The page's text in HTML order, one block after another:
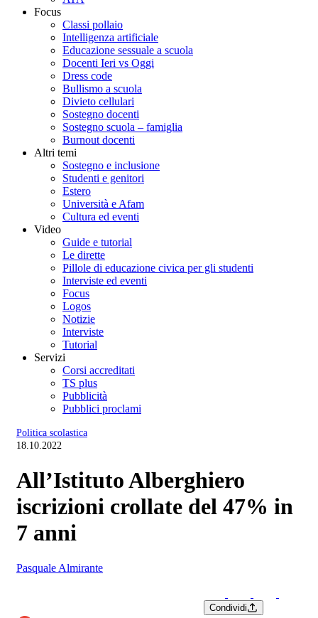
Focus
Classi pollaio
Intelligenza artificiale
Educazione sessuale a scuola
Docenti Ieri vs Oggi
Dress code
Bullismo a scuola
Divieto cellulari
Sostegno docenti
Sostegno scuola – famiglia
Burnout docenti
Altri temi
Sostegno e inclusione
Studenti e genitori
Estero
Università e Afam
Cultura ed eventi
Video
Guide e tutorial
Le dirette
Pillole di educazione civica per gli studenti
Interviste ed eventi
Focus
Logos
Notizie
Interviste
Tutorial
Servizi
Corsi accreditati
TS plus
Pubblicità
Pubblici proclami
Politica scolastica
18.10.2022
All’Istituto Alberghiero
iscrizioni crollate del 47% in
7 anni
Pasquale Almirante
Condividi